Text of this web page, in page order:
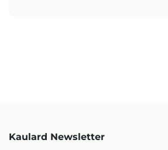
Kaulard Newsletter